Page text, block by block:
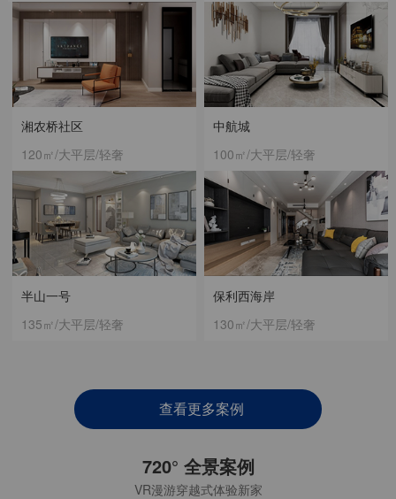
中航城
100㎡/大平层/轻奢
湘农桥社区
120㎡/大平层/轻奢
保利西海岸
130㎡/大平层/轻奢
半山一号
135㎡/大平层/轻奢
查看更多案例
720° 全景案例
VR漫游穿越式体验新家